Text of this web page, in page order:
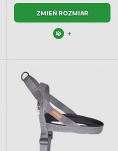
ZMIEŃ ROZMIAR
+